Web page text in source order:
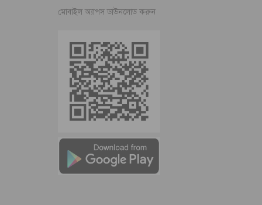
মোবাইল অ্যাপস ডাউনলোড করুন